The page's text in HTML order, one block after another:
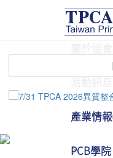
活動訊息
產業情報
PCB學院